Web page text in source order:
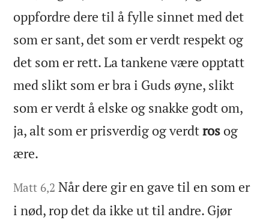
oppfordre dere til å fylle sinnet med det
som er sant, det som er verdt respekt og
det som er rett. La tankene være opptatt
med slikt som er bra i Guds øyne, slikt
som er verdt å elske og snakke godt om,
ja, alt som er prisverdig og verdtros og
ære.
Matt 6,2 Når dere gir en gave til en som er
i nød, rop det da ikke ut til andre. Gjør